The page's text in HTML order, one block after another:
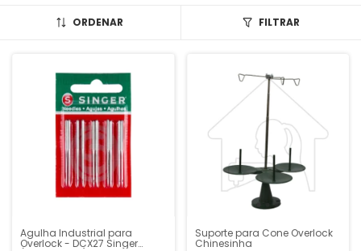
ORDENAR FILTRAR
Agulha Industrial para
Overlock - DCX27 Singer
Suporte para Cone Overlock
Chinesinha